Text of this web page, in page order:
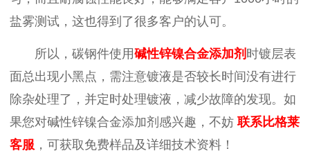
盐雾测试，这也得到了很多客户的认可。
所以，碳钢件使用碱性锌镍合金添加剂 时镀层表
面总出现小黑点，需注意镀液是否较长时间没有进行
除杂处理了，并定时处理镀液，减少故障的发现。 如
果您对碱性锌镍合金添加剂 感兴趣，不妨 联系比格莱
客服 ，可获取免费样品及详细技术资料！